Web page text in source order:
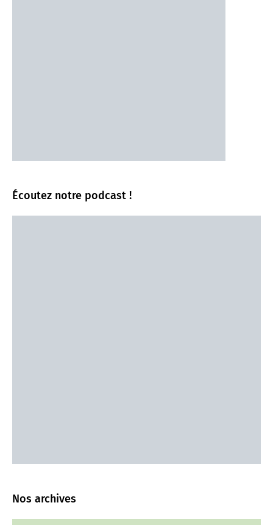
Écoutez notre podcast !
Nos archives